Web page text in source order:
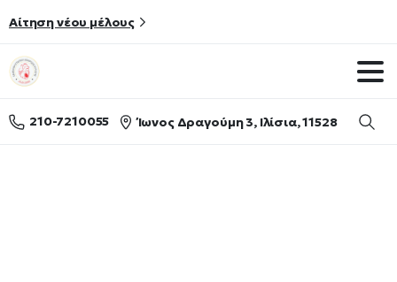
Αίτηση νέου μέλους
210-7210055 Ίωνος Δραγούμη 3, Ιλίσια, 11528